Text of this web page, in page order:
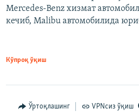
Mercedes-Benz хизмат
кечиб, Malibu автомобилида
Кўпроқ ўқиш
Ўртоқлашинг VPNсиз ўқиш